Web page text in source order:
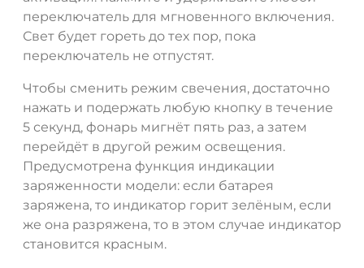
переключатель для мгновенного включения.
Свет будет гореть до тех пор, пока
переключатель не отпустят.
Чтобы сменить режим свечения, достаточно
нажать и подержать любую кнопку в течение
5 секунд, фонарь мигнёт пять раз, а затем
перейдёт в другой режим освещения.
Предусмотрена функция индикации
заряженности модели: если батарея
заряжена, то индикатор горит зелёным, если
же она разряжена, то в этом случае индикатор
становится красным.
ДА НЕТ